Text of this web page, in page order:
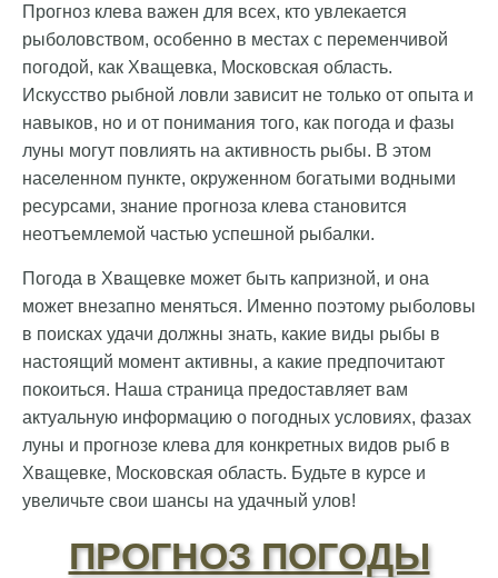
Прогноз клева важен для всех, кто увлекается
рыболовством, особенно в местах с переменчивой
погодой, как Хващевка, Московская область.
Искусство рыбной ловли зависит не только от опыта и
навыков, но и от понимания того, как погода и фазы
луны могут повлиять на активность рыбы. В этом
населенном пункте, окруженном богатыми водными
ресурсами, знание прогноза клева становится
неотъемлемой частью успешной рыбалки.
Погода в Хващевке может быть капризной, и она
может внезапно меняться. Именно поэтому рыболовы
в поисках удачи должны знать, какие виды рыбы в
настоящий момент активны, а какие предпочитают
покоиться. Наша страница предоставляет вам
актуальную информацию о погодных условиях, фазах
луны и прогнозе клева для конкретных видов рыб в
Хващевке, Московская область. Будьте в курсе и
увеличьте свои шансы на удачный улов!
ПРОГНОЗ ПОГОДЫ